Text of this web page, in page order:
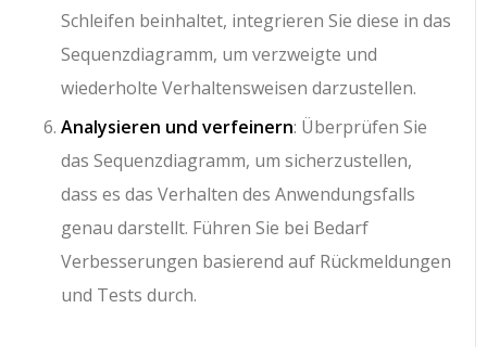
Schleifen beinhaltet, integrieren Sie diese in das
Sequenzdiagramm, um verzweigte und
wiederholte Verhaltensweisen darzustellen.
Analysieren und verfeinern: Überprüfen Sie
das Sequenzdiagramm, um sicherzustellen,
dass es das Verhalten des Anwendungsfalls
genau darstellt. Führen Sie bei Bedarf
Verbesserungen basierend auf Rückmeldungen
und Tests durch.